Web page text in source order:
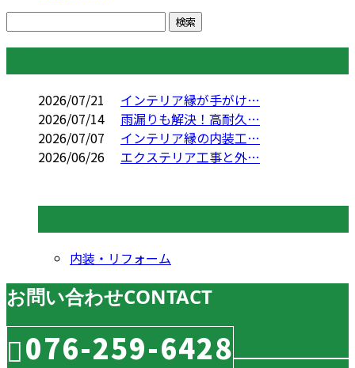
2026/07/21
インテリア縁が手がけ…
2026/07/14
雨漏りも解決！高耐久…
2026/07/07
インテリア縁の内装工…
2026/06/26
エクステリア工事と外…
内装・リフォーム
お問い合わせCONTACT
076-259-6428